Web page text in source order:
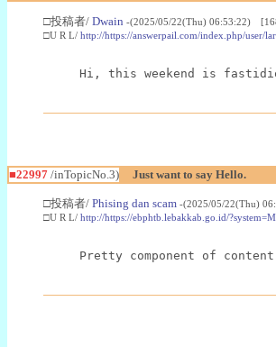
□投稿者/ Dwain -(2025/05/22(Thu) 06:53:22)
□U R L/ http://https://answerpail.com/index.php/user/
Hi, this weekend is
■22997 /inTopicNo.3) Just want to say Hello.
□投稿者/ Phising dan scam -(2025/05/22(Thu)
□U R L/ http://https://ebphtb.lebakkab.go.id/
Pretty component of